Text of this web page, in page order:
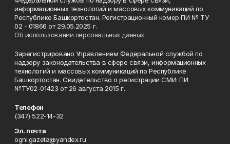
информационных технологий и массовых коммуникаций по
Республике Башкортостан. Регистрационный номер ПИ № ТУ
02 - 01866 от 29.05.2025 г.
Об использовании персональных данных
Зарегистрировано Управлением Федеральной службой по
надзору законодательства в сфере связи, информационных
технологий и массовых коммуникаций по Республике
Башкортостан. Свидетельство о регистрации СМИ: ПИ
№ТУ02-01423 от 26 августа 2015 г.
Телефон
(347) 522-14-32
Эл. почта
ogni.gazeta@yandex.ru